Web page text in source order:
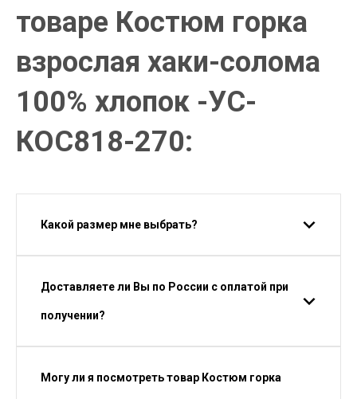
товаре Костюм горка
взрослая хаки-солома
100% хлопок -УС-
КОС818-270:
Какой размер мне выбрать?
Доставляете ли Вы по России с оплатой при
получении?
Могу ли я посмотреть товар Костюм горка